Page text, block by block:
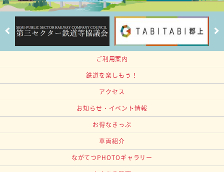
ご利用案内
鉄道を楽しもう！
アクセス
お知らせ・イベント情報
お得なきっぷ
車両紹介
ながてつPHOTOギャラリー